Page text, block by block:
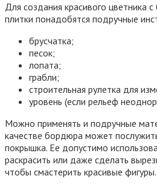
Для создания красивого цветника
плитки понадобятся подручные
брусчатка;
песок;
лопата;
грабли;
строительная рулетка для
уровень (если рельеф
Можно применять и подручные
качестве бордюра может
покрышка. Ее допустимо
раскрасить или даже сделать
чтобы смастерить красивые фигуры.